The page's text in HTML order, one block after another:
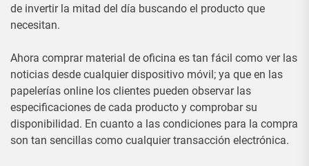
de invertir la mitad del día buscando el producto que
necesitan.
Ahora comprar material de oficina es tan fácil como ver las
noticias desde cualquier dispositivo móvil; ya que en las
papelerías online los clientes pueden observar las
especificaciones de cada producto y comprobar su
disponibilidad. En cuanto a las condiciones para la compra
son tan sencillas como cualquier transacción electrónica.